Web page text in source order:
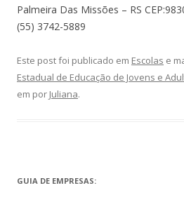
Palmeira Das Missões – RS
(55) 3742-5889
Este post foi publicado em Escolas e
Estadual de Educação de Jovens e
em por Juliana.
GUIA DE EMPRESAS: